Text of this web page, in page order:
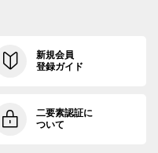
新規会員
登録ガイド
二要素認証に
ついて